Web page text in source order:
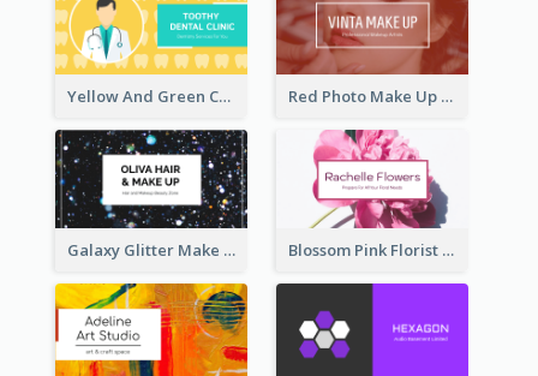
Yellow And Green Cartoon Dental Clinic Business Card Red Photo Make Up Artist Business Card
Galaxy Glitter Make Up Store Business Card Blossom Pink Florist Company Business Card